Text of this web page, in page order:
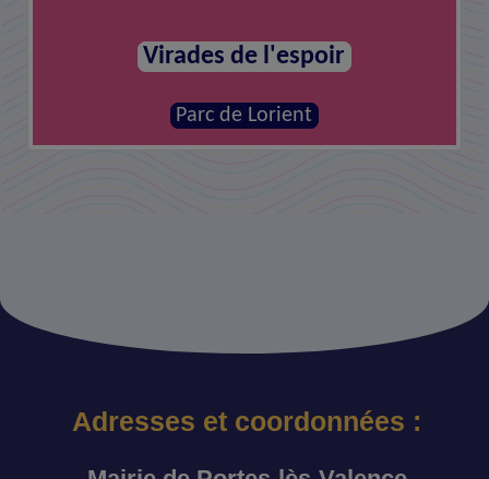
Virades de l'espoir
Parc de Lorient
Adresses et coordonnées :